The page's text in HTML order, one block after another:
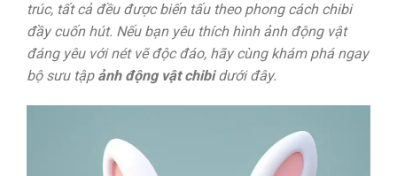
trúc, tất cả đều được biến tấu theo phong cách chibi
đầy cuốn hút. Nếu bạn yêu thích hình ảnh động vật
đáng yêu với nét vẽ độc đáo, hãy cùng khám phá ngay
bộ sưu tập ảnh động vật chibidưới đây.